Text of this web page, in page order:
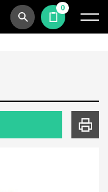
商品検索見積依頼する
0